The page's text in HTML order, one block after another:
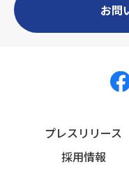
お問
プレスリリース
採用情報